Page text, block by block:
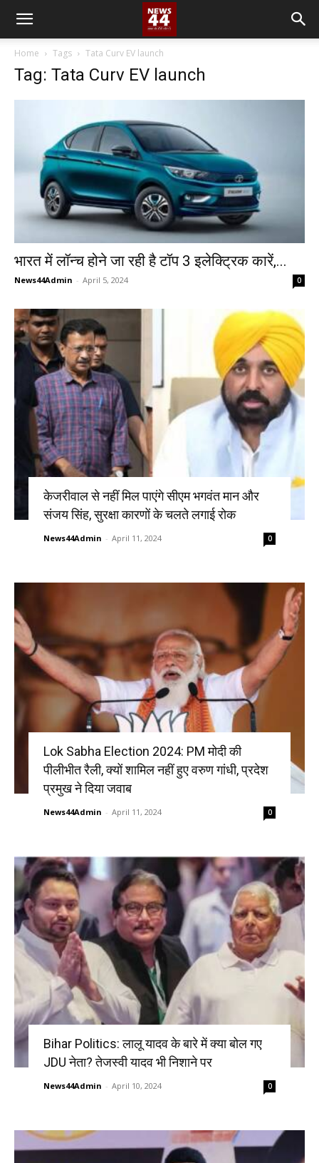
Home Tags Tata Curv EV launch
Tag: Tata Curv EV launch
भारत में लॉन्च होने जा रही है टॉप 3 इलेक्ट्रिक कारें,...
News44Admin - April 5, 2024 0
केजरीवाल से नहीं मिल पाएंगे सीएम भगवंत मान और
संजय सिंह, सुरक्षा कारणों के चलते लगाई रोक
News44Admin - April 11, 2024 0
Lok Sabha Election 2024: PM मोदी की
पीलीभीत रैली, क्यों शामिल नहीं हुए वरुण गांधी, प्रदेश
प्रमुख ने दिया जवाब
News44Admin - April 11, 2024 0
Bihar Politics: लालू यादव के बारे में क्या बोल गए
JDU नेता? तेजस्वी यादव भी निशाने पर
News44Admin - April 10, 2024 0